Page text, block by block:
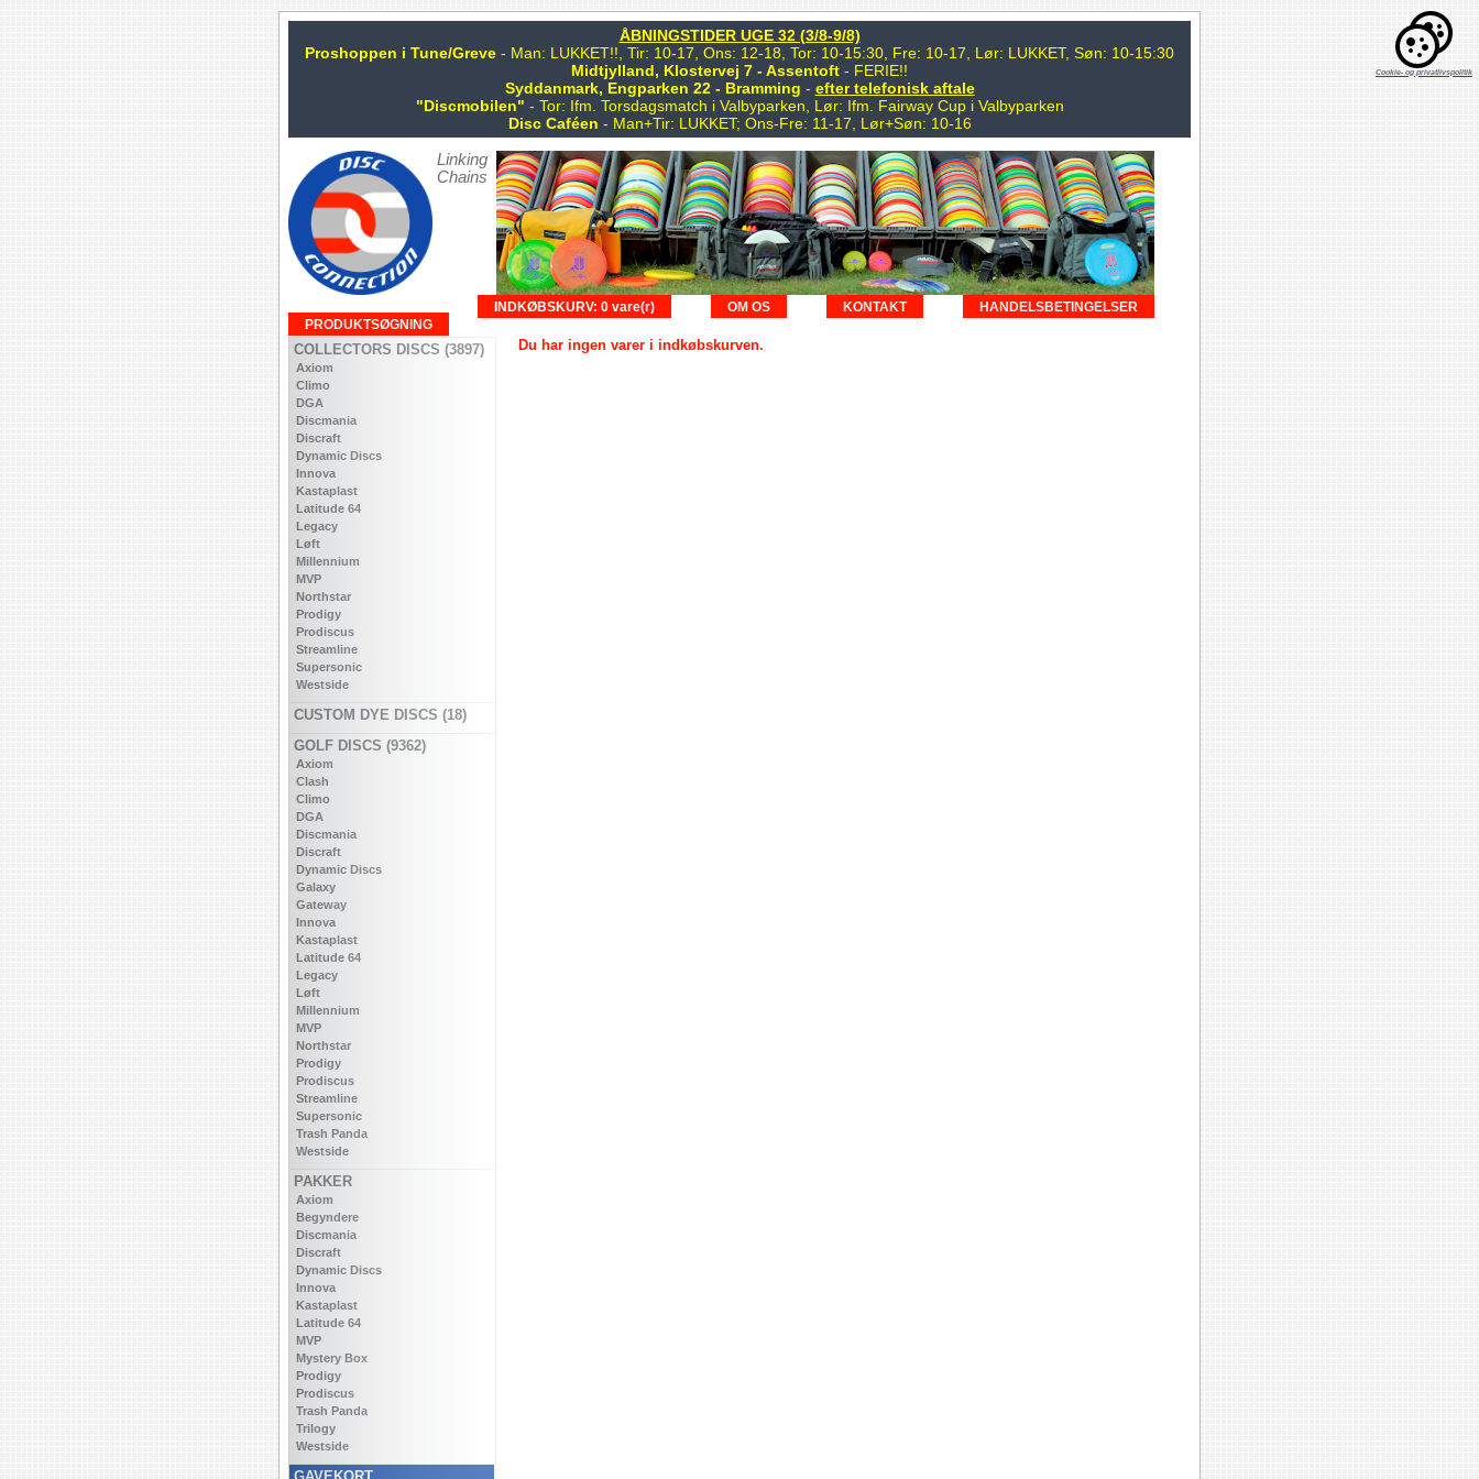
ÅBNINGSTIDER UGE 32 (3/8-9/8)
Proshoppen i Tune/Greve - Man: LUKKET!!, Tir: 10-17, Ons: 12-18, Tor: 10-15:30, Fre: 10-17, Lør: LUKKET, Søn: 10-15:30
Midtjylland, Klostervej 7 - Assentoft - FERIE!!
Syddanmark, Engparken 22 - Bramming - efter telefonisk aftale
"Discmobilen" - Tor: Ifm. Torsdagsmatch i Valbyparken, Lør: Ifm. Fairway Cup i Valbyparken
Disc Caféen - Man+Tir: LUKKET; Ons-Fre: 11-17, Lør+Søn: 10-16
Linking
Chains
HANDELSBETINGELSER
KONTAKT
OM OS
INDKØBSKURV: 0 vare(r)
PRODUKTSØGNING
COLLECTORS DISCS (3897)
Axiom
Climo
DGA
Discmania
Discraft
Dynamic Discs
Innova
Kastaplast
Latitude 64
Legacy
Løft
Millennium
MVP
Northstar
Prodigy
Prodiscus
Streamline
Supersonic
Westside
CUSTOM DYE DISCS (18)
GOLF DISCS (9362)
Axiom
Clash
Climo
DGA
Discmania
Discraft
Dynamic Discs
Galaxy
Gateway
Innova
Kastaplast
Latitude 64
Legacy
Løft
Millennium
MVP
Northstar
Prodigy
Prodiscus
Streamline
Supersonic
Trash Panda
Westside
PAKKER
Axiom
Begyndere
Discmania
Discraft
Dynamic Discs
Innova
Kastaplast
Latitude 64
MVP
Mystery Box
Prodigy
Prodiscus
Trash Panda
Trilogy
Westside
Du har ingen varer i indkøbskurven.
Cookie- og privatlivspolitik